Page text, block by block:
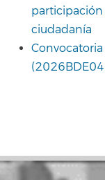
ciudadanía